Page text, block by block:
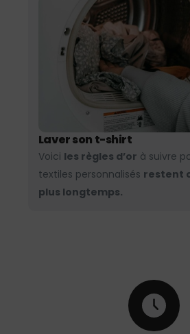
Laver son t-shirt
Voici les règles d’or à suivre
textiles personnalisés restent
plus longtemps.